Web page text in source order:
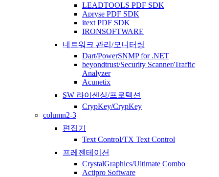
LEADTOOLS PDF SDK
Apryse PDF SDK
itext PDF SDK
IRONSOFTWARE
네트워크 관리/모니터링
Dart/PowerSNMP for .NET
beyondtrust/Security Scanner/Traffic
Analyzer
Acunetix
SW 라이센싱/프로텍션
CrypKey/CrypKey
column2-3
편집기
Text Control/TX Text Control
프레젠테이션
CrystalGraphics/Ultimate Combo
Actipro Software